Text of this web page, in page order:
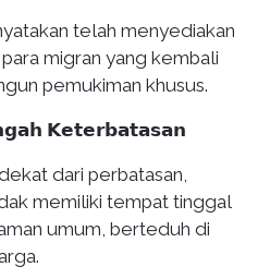
telah menyediakan
migran yang kembali
pemukiman khusus.
𝗞𝗲𝘁𝗲𝗿𝗯𝗮𝘁𝗮𝘀𝗮𝗻
dari perbatasan,
memiliki tempat tinggal
umum, berteduh di